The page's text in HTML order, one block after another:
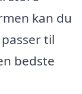
kan du
til
bedste